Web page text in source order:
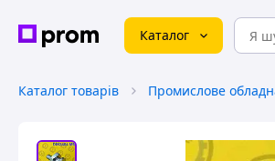
Каталог
Каталог товарів